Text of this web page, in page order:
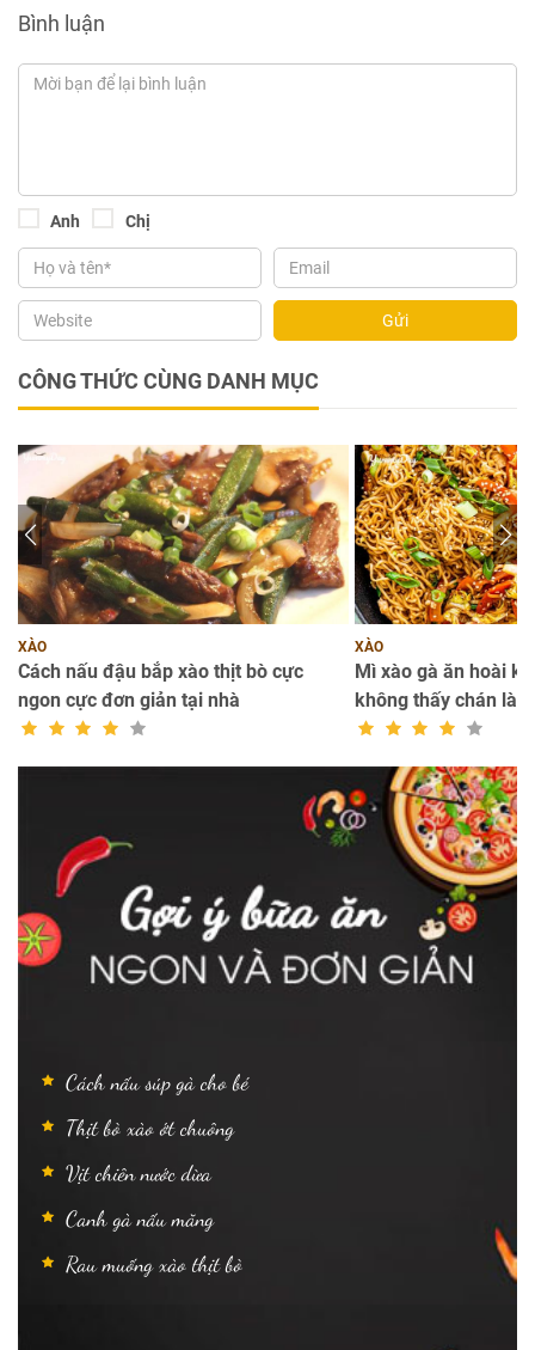
Bình luận
Anh Chị
Gửi
CÔNG THỨC CÙNG DANH MỤC
XÀO
Cách nấu đậu bắp xào thịt bò cực
ngon cực đơn giản tại nhà
XÀO
Mì xào gà ăn hoài
không thấy chán là
Cách nấu súp gà cho bé
Thịt bò xào ớt chuông
Vịt chiên nước dừa
Canh gà nấu măng
Rau muống xào thịt bò